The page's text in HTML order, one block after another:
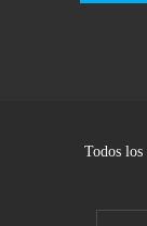
Todos los